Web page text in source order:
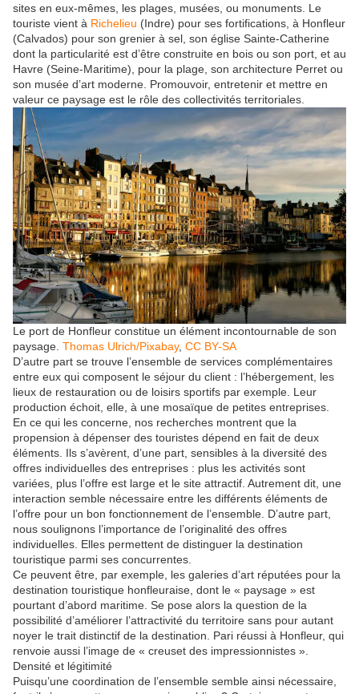
sites en eux-mêmes, les plages, musées, ou monuments. Le
touriste vient à Richelieu (Indre) pour ses fortifications, à Honfleur
(Calvados) pour son grenier à sel, son église Sainte-Catherine
dont la particularité est d’être construite en bois ou son port, et au
Havre (Seine-Maritime), pour la plage, son architecture Perret ou
son musée d’art moderne. Promouvoir, entretenir et mettre en
valeur ce paysage est le rôle des collectivités territoriales.
Le port de Honfleur constitue un élément incontournable de son
paysage. Thomas Ulrich/Pixabay, CC BY-SA
D’autre part se trouve l’ensemble de services complémentaires
entre eux qui composent le séjour du client : l’hébergement, les
lieux de restauration ou de loisirs sportifs par exemple. Leur
production échoit, elle, à une mosaïque de petites entreprises.
En ce qui les concerne, nos recherches montrent que la
propension à dépenser des touristes dépend en fait de deux
éléments. Ils s’avèrent, d’une part, sensibles à la diversité des
offres individuelles des entreprises : plus les activités sont
variées, plus l’offre est large et le site attractif. Autrement dit, une
interaction semble nécessaire entre les différents éléments de
l’offre pour un bon fonctionnement de l’ensemble. D’autre part,
nous soulignons l’importance de l’originalité des offres
individuelles. Elles permettent de distinguer la destination
touristique parmi ses concurrentes.
Ce peuvent être, par exemple, les galeries d’art réputées pour la
destination touristique honfleuraise, dont le « paysage » est
pourtant d’abord maritime. Se pose alors la question de la
possibilité d’améliorer l’attractivité du territoire sans pour autant
noyer le trait distinctif de la destination. Pari réussi à Honfleur, qui
renvoie aussi l’image de « creuset des impressionnistes ».
Densité et légitimité
Puisqu’une coordination de l’ensemble semble ainsi nécessaire,